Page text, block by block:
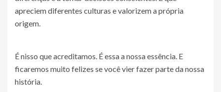
apreciem diferentes culturas e valorizem a própria
origem.
É nisso que acreditamos. É essa a nossa essência. E
ficaremos muito felizes se você vier fazer parte da nossa
história.